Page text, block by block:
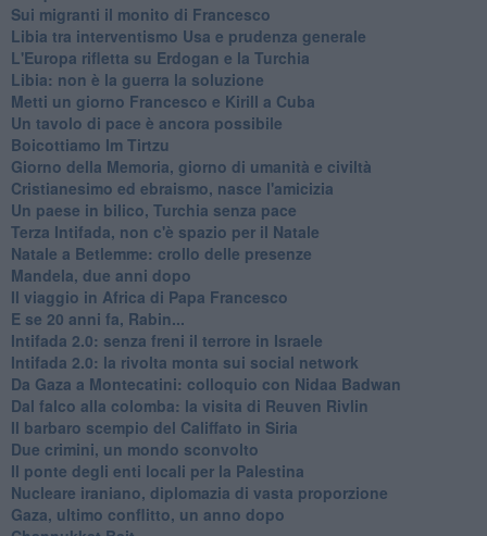
Sui migranti il monito di Francesco
Libia tra interventismo Usa e prudenza generale
L'Europa rifletta su Erdogan e la Turchia
Libia: non è la guerra la soluzione
Metti un giorno Francesco e Kirill a Cuba
Un tavolo di pace è ancora possibile
Boicottiamo Im Tirtzu
Giorno della Memoria, giorno di umanità e civiltà
Cristianesimo ed ebraismo, nasce l'amicizia
Un paese in bilico, Turchia senza pace
Terza Intifada, non c'è spazio per il Natale
Natale a Betlemme: crollo delle presenze
Mandela, due anni dopo
Il viaggio in Africa di Papa Francesco
E se 20 anni fa, Rabin...
Intifada 2.0: senza freni il terrore in Israele
Intifada 2.0: la rivolta monta sui social network
Da Gaza a Montecatini: colloquio con Nidaa Badwan
Dal falco alla colomba: la visita di Reuven Rivlin
Il barbaro scempio del Califfato in Siria
Due crimini, un mondo sconvolto
Il ponte degli enti locali per la Palestina
Nucleare iraniano, diplomazia di vasta proporzione
Gaza, ultimo conflitto, un anno dopo